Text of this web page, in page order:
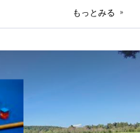
もっとみる